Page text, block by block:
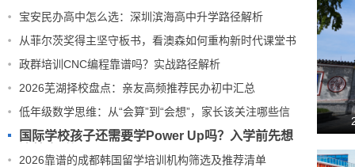
宝安民办高中怎么选：深圳滨海高中升学路径解析
从菲尔茨奖得主坚守板书，看澳森如何重构新时代课堂书
政群培训CNC编程靠谱吗？实战路径解析
2026芜湖择校盘点：亲友高频推荐民办初中汇总
低年级数学思维：从“会算”到“会想”，家长该关注哪些信
国际学校孩子还需要学Power Up吗？入学前先想
2026靠谱的成都韩国留学培训机构筛选及推荐清单